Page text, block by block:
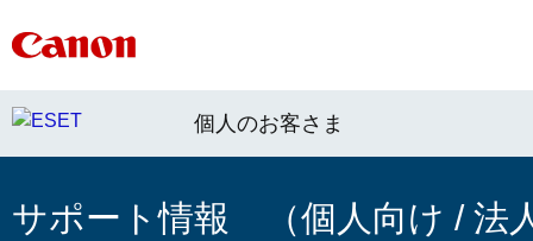
個人のお客さま
サポート情報 （個人向け / 法